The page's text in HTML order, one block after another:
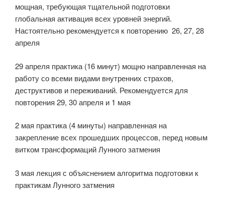
мощная, требующая тщательной подготовки
глобальная активация всех уровней энергий.
Настоятельно рекомендуется к повторению 26, 27, 28
апреля
29 апреля практика (16 минут) мощно направленная на
работу со всеми видами внутренних страхов,
деструктивов и переживаний. Рекомендуется для
повторения 29, 30 апреля и 1 мая
2 мая практика (4 минуты) направленная на
закрепление всех прошедших процессов, перед новым
витком трансформаций Лунного затмения
3 мая лекция с объяснением алгоритма подготовки к
практикам Лунного затмения